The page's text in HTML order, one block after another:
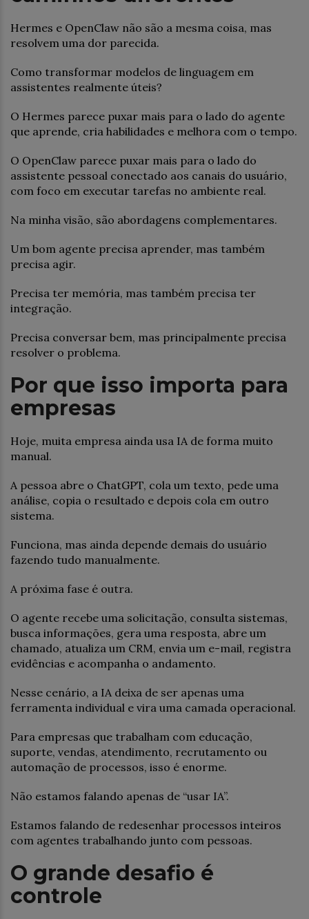
Hermes e OpenClaw não são a mesma coisa, mas
resolvem uma dor parecida.
Como transformar modelos de linguagem em
assistentes realmente úteis?
O Hermes parece puxar mais para o lado do agente
que aprende, cria habilidades e melhora com o tempo.
O OpenClaw parece puxar mais para o lado do
assistente pessoal conectado aos canais do usuário,
com foco em executar tarefas no ambiente real.
Na minha visão, são abordagens complementares.
Um bom agente precisa aprender, mas também
precisa agir.
Precisa ter memória, mas também precisa ter
integração.
Precisa conversar bem, mas principalmente precisa
resolver o problema.
Por que isso importa para
empresas
Hoje, muita empresa ainda usa IA de forma muito
manual.
A pessoa abre o ChatGPT, cola um texto, pede uma
análise, copia o resultado e depois cola em outro
sistema.
Funciona, mas ainda depende demais do usuário
fazendo tudo manualmente.
A próxima fase é outra.
O agente recebe uma solicitação, consulta sistemas,
busca informações, gera uma resposta, abre um
chamado, atualiza um CRM, envia um e-mail, registra
evidências e acompanha o andamento.
Nesse cenário, a IA deixa de ser apenas uma
ferramenta individual e vira uma camada operacional.
Para empresas que trabalham com educação,
suporte, vendas, atendimento, recrutamento ou
automação de processos, isso é enorme.
Não estamos falando apenas de “usar IA”.
Estamos falando de redesenhar processos inteiros
com agentes trabalhando junto com pessoas.
O grande desafio é
controle